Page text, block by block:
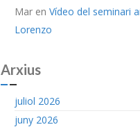
Mar en Vídeo del seminari
Lorenzo
Arxius
juliol 2026
juny 2026